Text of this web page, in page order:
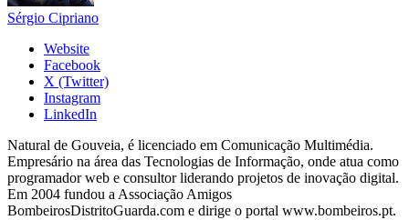
Sérgio Cipriano
Website
Facebook
X (Twitter)
Instagram
LinkedIn
Natural de Gouveia, é licenciado em Comunicação Multimédia.
Empresário na área das Tecnologias de Informação, onde atua como
programador web e consultor liderando projetos de inovação digital.
Em 2004 fundou a Associação Amigos
BombeirosDistritoGuarda.com e dirige o portal www.bombeiros.pt.